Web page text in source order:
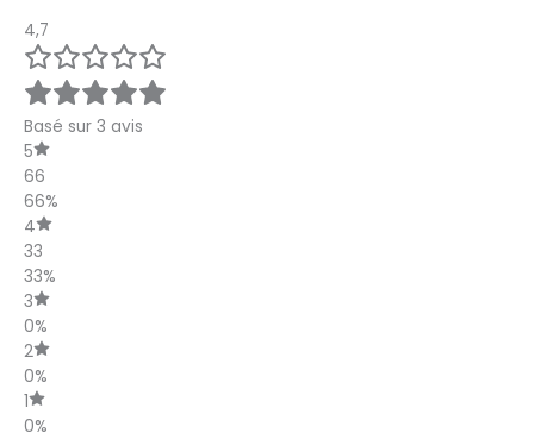
4,7
Basé sur 3 avis
5
66
66%
4
33
33%
3
0%
2
0%
1
0%